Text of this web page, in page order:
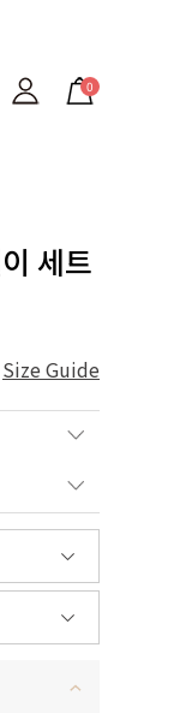
0
세트
Size Guide